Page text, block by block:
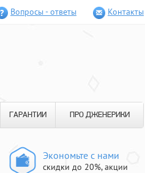
Вопросы - ответы Контакты
ГАРАНТИИ ПРО ДЖЕНЕРИКИ
Экономьте с нами
скидки до 20%, акции